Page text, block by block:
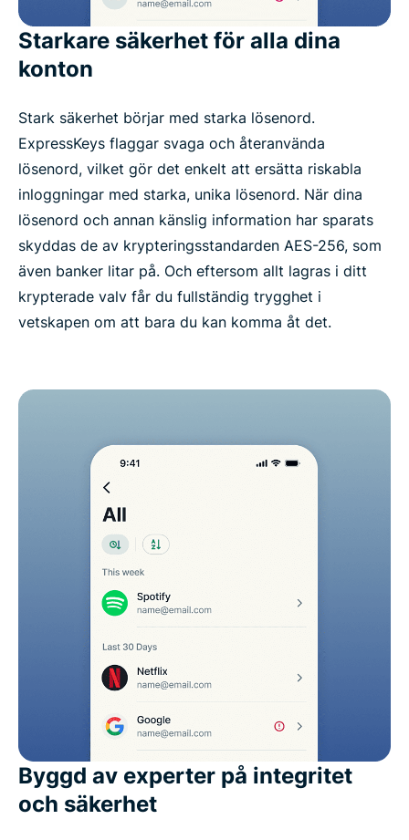
Starkare säkerhet för alla dina
konton
Stark säkerhet börjar med starka lösenord.
ExpressKeys flaggar svaga och återanvända
lösenord, vilket gör det enkelt att ersätta riskabla
inloggningar med starka, unika lösenord. När dina
lösenord och annan känslig information har sparats
skyddas de av krypteringsstandarden AES-256, som
även banker litar på. Och eftersom allt lagras i ditt
krypterade valv får du fullständig trygghet i
vetskapen om att bara du kan komma åt det.
Byggd av experter på integritet
och säkerhet